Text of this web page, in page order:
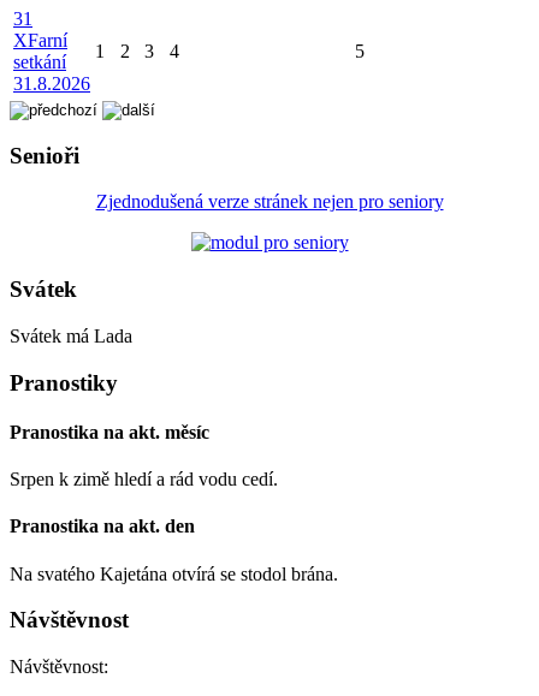
31
XFarní
setkání
31.8.2026
1 2 3 4 5
Senioři
Zjednodušená verze stránek nejen pro seniory
Svátek
Svátek má Lada
Pranostiky
Pranostika na akt. měsíc
Srpen k zimě hledí a rád vodu cedí.
Pranostika na akt. den
Na svatého Kajetána otvírá se stodol brána.
Návštěvnost
Návštěvnost: